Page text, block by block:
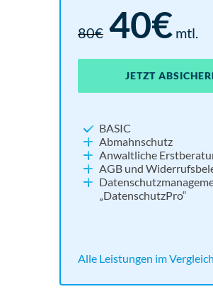
15€mtl.
80€ 40€ mtl.
JETZT ABSICHERN
JETZT
NEU: Widerrufsbutton
Impressum und Datenschutz
Cookie Consent Tool
Social Media absichern
Tools für Barrierefreiheit
BASIC
Abmahnschutz
Anwaltliche
AGB und
„DatenschutzPro“
Alle Leistungen im Vergleich
Alle Leistungen im Vergleich